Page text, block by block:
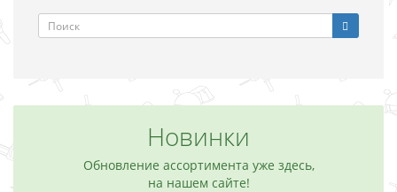
Новинки
Обновление ассортимента уже здесь,
на нашем сайте!